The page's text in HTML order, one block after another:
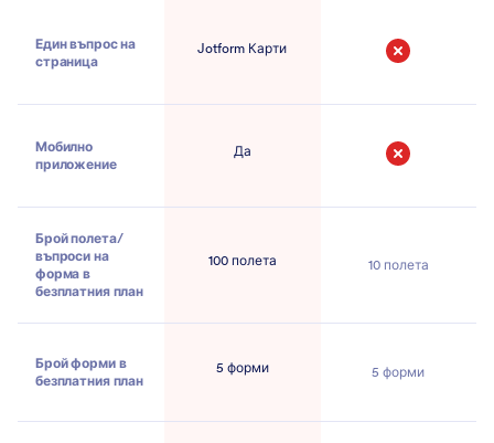
Един въпрос на
страница
Jotform Карти
Мобилно
приложение
Да
Брой полета/
въпроси на
форма в
безплатния план
100 полета 10 полета
Брой форми в
безплатния план
5 форми 5 форми